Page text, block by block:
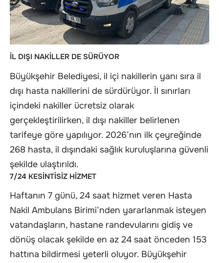
İL DIŞI NAKİLLER DE SÜRÜYOR
Büyükşehir Belediyesi, il içi nakillerin yanı sıra il
dışı hasta nakillerini de sürdürüyor. İl sınırları
içindeki nakiller ücretsiz olarak
gerçekleştirilirken, il dışı nakiller belirlenen
tarifeye göre yapılıyor. 2026’nın ilk çeyreğinde
268 hasta, il dışındaki sağlık kuruluşlarına güvenli
şekilde ulaştırıldı.
7/24 KESİNTİSİZ HİZMET
Haftanın 7 günü, 24 saat hizmet veren Hasta
Nakil Ambulans Birimi’nden yararlanmak isteyen
vatandaşların, hastane randevularını gidiş ve
dönüş olacak şekilde en az 24 saat önceden 153
hattına bildirmesi yeterli oluyor. Büyükşehir